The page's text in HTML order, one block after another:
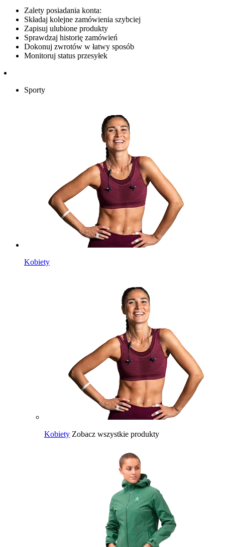
Zalety posiadania konta:
Składaj kolejne zamówienia szybciej
Zapisuj ulubione produkty
Sprawdzaj historię zamówień
Dokonuj zwrotów w łatwy sposób
Monitoruj status przesyłek
Sporty
Kobiety
Kobiety Zobacz wszystkie produkty